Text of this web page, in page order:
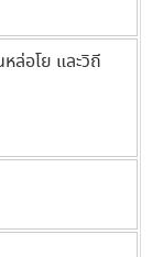
ล่อโย และวิถี